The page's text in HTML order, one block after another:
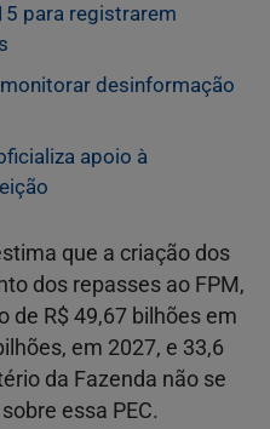
para registrarem
desinformação
apoio à
que a criação dos
dos repasses ao FPM,
de R$ 49,67 bilhões em
em 2027, e 33,6
da Fazenda não se
essa PEC.